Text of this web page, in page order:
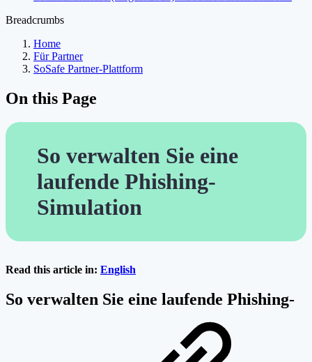
Breadcrumbs
Home
Für Partner
SoSafe Partner-Plattform
On this Page
So verwalten Sie eine
laufende Phishing-
Simulation
Read this article in: English
So verwalten Sie eine laufende Phishing-